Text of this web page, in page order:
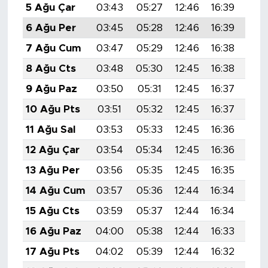
5 Ağu Çar
03:43 05:27 12:46 16:39
6 Ağu Per
03:45 05:28 12:46 16:39
7 Ağu Cum
03:47 05:29 12:46 16:38
8 Ağu Cts
03:48 05:30 12:45 16:38
9 Ağu Paz
03:50 05:31 12:45 16:37
10 Ağu Pts
03:51 05:32 12:45 16:37
11 Ağu Sal
03:53 05:33 12:45 16:36
12 Ağu Çar
03:54 05:34 12:45 16:36
13 Ağu Per
03:56 05:35 12:45 16:35
14 Ağu Cum
03:57 05:36 12:44 16:34
15 Ağu Cts
03:59 05:37 12:44 16:34
16 Ağu Paz
04:00 05:38 12:44 16:33
17 Ağu Pts
04:02 05:39 12:44 16:32